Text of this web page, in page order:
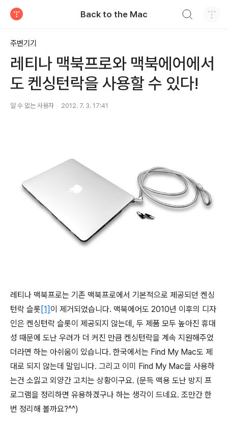
Back to the Mac
주변기기
레티나 맥북프로와 맥북에어에서
도 켄싱턴락을 사용할 수 있다!
알 수 없는 사용자 2012. 7. 3. 17:41
레티나 맥북프로는 기존 맥북프로에서 기본적으로 제공되던 켄싱
턴락 슬롯 [1] 이 제거되었습니다. 맥북에어도 2010년 이후의 디자
인은 켄싱턴락 슬롯이 제공되지 않는데, 두 제품 모두 높아진 휴대
성 때문에 도난 우려가 더 커진 만큼 켄싱턴락을 계속 지원해주었
더라면 하는 아쉬움이 있습니다. 한국에서는 Find My Mac도 제
대로 되지 않는데 말입니다. 그리고 이미 Find My Mac을 사용하
는건 소잃고 외양간 고치는 상황이구요. (문득 맥용 도난 방지 프
로그램을 정리하면 유용하겠구나 하는 생각이 드네요. 조만간 한
번 정리해 볼까요?^^)